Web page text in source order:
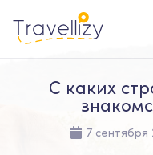
С каких
7 сентября